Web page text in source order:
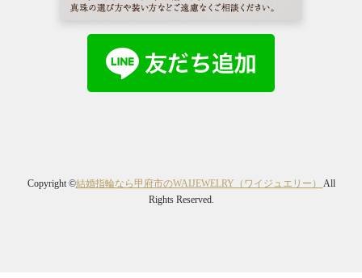
Copyright ©結婚指輪なら甲府市のWAIJEWELRY（ワイジュエリー）
All
Rights Reserved.